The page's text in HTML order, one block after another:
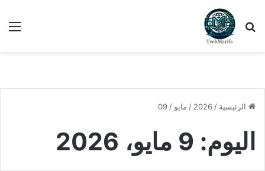
بحث عن
الرئيسية /
2026
/ مايو /
09
اليوم: 9 مايو، 2026